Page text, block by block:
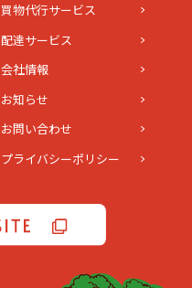
買物代行サービス
配達サービス
会社情報
お知らせ
お問い合わせ
プライバシーポリシー